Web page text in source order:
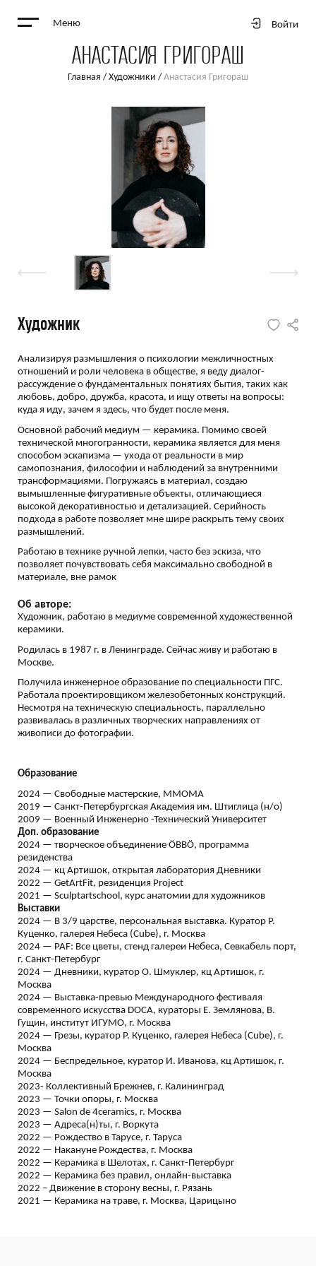
Меню Войти
АНАСТАСИЯ ГРИГОРАШ
Главная / Художники / Анастасия Григораш
Художник
Анализируя размышления о психологии межличностных
отношений и роли человека в обществе, я веду диалог-
рассуждение о фундаментальных понятиях бытия, таких как
любовь, добро, дружба, красота, и ищу ответы на вопросы:
куда я иду, зачем я здесь, что будет после меня.
Основной рабочий медиум — керамика. Помимо своей
технической многогранности, керамика является для меня
способом эскапизма — ухода от реальности в мир
самопознания, философии и наблюдений за внутренними
трансформациями. Погружаясь в материал, создаю
вымышленные фигуративные объекты, отличающиеся
высокой декоративностью и детализацией. Серийность
подхода в работе позволяет мне шире раскрыть тему своих
размышлений.
Работаю в технике ручной лепки, часто без эскиза, что
позволяет почувствовать себя максимально свободной в
материале, вне рамок
Об авторе:
Художник, работаю в медиуме современной художественной
керамики.
Родилась в 1987 г. в Ленинграде. Сейчас живу и работаю в
Москве.
Получила инженерное образование по специальности ПГС.
Работала проектировщиком железобетонных конструкций.
Несмотря на техническую специальность, параллельно
развивалась в различных творческих направлениях от
живописи до фотографии.
Образование
2024 — Свободные мастерские, ММОМА
2019 — Санкт-Петербургская Академия им. Штиглица (н/о)
2009 — Военный Инженерно -Технический Университет
Доп. образование
2024 — творческое объединение ÖВВÖ, программа
резиденства
2024 — кц Артишок, открытая лаборатория Дневники
2022 — GetArtFit, резиденция Project
2021 — Sculptartschool, курс анатомии для художников
Выставки
2024 — В 3/9 царстве, персональная выставка. Куратор Р.
Куценко, галерея Небеса (Cube), г. Москва
2024 — PAF: Все цветы, стенд галереи Небеса, Севкабель порт,
г. Санкт-Петербург
2024 — Дневники, куратор О. Шмуклер, кц Артишок, г.
Москва
2024 — Выставка-превью Международного фестиваля
современного искусства DOCA, кураторы E. Землянова, В.
Гущин, институт ИГУМО, г. Москва
2024 — Грезы, куратор Р. Куценко, галерея Небеса (Cube), г.
Москва
2024 — Беспредельное, куратор И. Иванова, кц Артишок, г.
Москва
2023- Коллективный Брежнев, г. Калининград
2023 — Точки опоры, г. Москва
2023 — Salon de 4ceramics, г. Москва
2023 — Адреса(н)ты, г. Воркута
2022 — Рождество в Тарусе, г. Таруса
2022 — Накануне Рождества, г. Москва
2022 — Керамика в Шелотах, г. Санкт-Петербург
2022 — Керамика без правил, онлайн-выставка
2022 – Движение в сторону весны, г. Рязань
2021 — Керамика на траве, г. Москва, Царицыно